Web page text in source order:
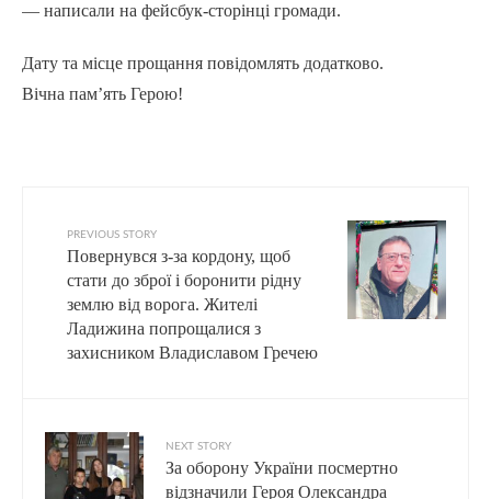
— написали на фейсбук-сторінці громади.
Дату та місце прощання повідомлять додатково.
Вічна пам’ять Герою!
PREVIOUS STORY
Повернувся з-за кордону, щоб
стати до зброї і боронити рідну
землю від ворога. Жителі
Ладижина попрощалися з
захисником Владиславом Гречею
NEXT STORY
За оборону України посмертно
відзначили Героя Олександра